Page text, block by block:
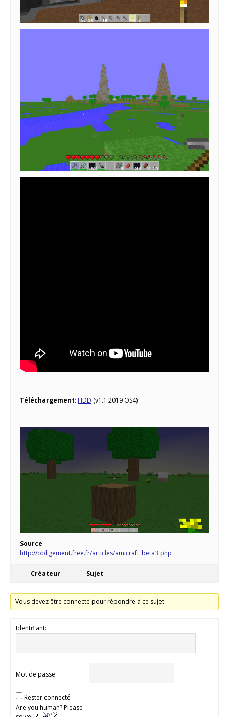
Téléchargement: HDD (v1.1 2019 OS4)
Source:
http://obligement.free.fr/articles/amicraft_beta3.php
Créateur Sujet
Vous devez être connecté pour répondre à ce sujet.
Identifiant:
Mot de passe:
Rester connecté
Are you human? Please